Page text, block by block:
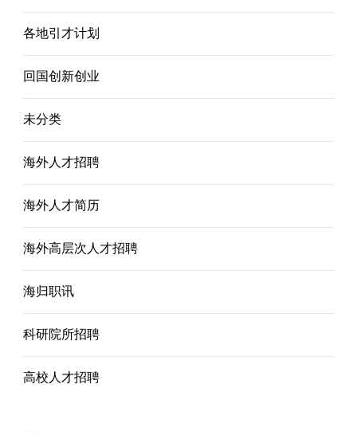
各地引才计划
回国创新创业
未分类
海外人才招聘
海外人才简历
海外高层次人才招聘
海归职讯
科研院所招聘
高校人才招聘